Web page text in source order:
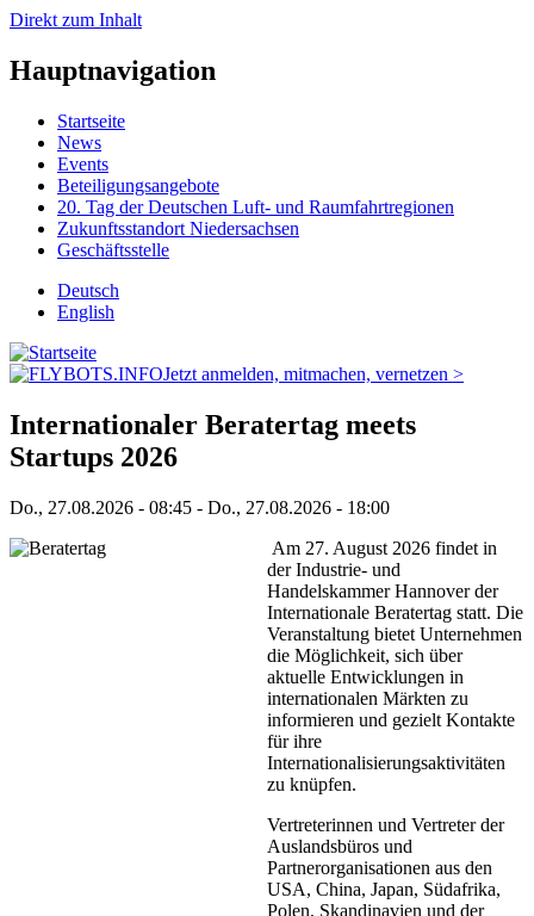
Direkt zum Inhalt
Hauptnavigation
Startseite
News
Events
Beteiligungsangebote
20. Tag der Deutschen Luft- und Raumfahrtregionen
Zukunftsstandort Niedersachsen
Geschäftsstelle
Deutsch
English
Jetzt anmelden, mitmachen, vernetzen >
Internationaler Beratertag meets
Startups 2026
Do., 27.08.2026 - 08:45 - Do., 27.08.2026 - 18:00
Am 27. August 2026 findet in
der Industrie- und
Handelskammer Hannover der
Internationale Beratertag statt. Die
Veranstaltung bietet Unternehmen
die Möglichkeit, sich über
aktuelle Entwicklungen in
internationalen Märkten zu
informieren und gezielt Kontakte
für ihre
Internationalisierungsaktivitäten
zu knüpfen.
Vertreterinnen und Vertreter der
Auslandsbüros und
Partnerorganisationen aus den
USA, China, Japan, Südafrika,
Polen, Skandinavien und der